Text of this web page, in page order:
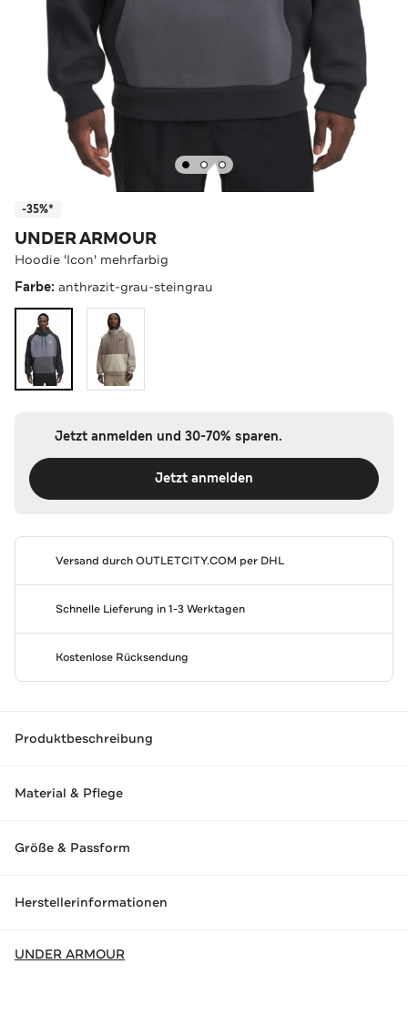
-35%*
UNDER ARMOUR
Hoodie 'Icon' mehrfarbig
Farbe: anthrazit-grau-steingrau
Jetzt anmelden und 30-70% sparen.
Jetzt anmelden
Versand durchOUTLETCITY.COM per DHL
Schnelle Lieferung in 1-3 Werktagen
Kostenlose Rücksendung
Produktbeschreibung
Material & Pflege
Größe & Passform
Herstellerinformationen
UNDER ARMOUR